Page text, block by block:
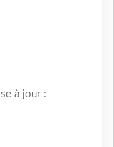
à jour :